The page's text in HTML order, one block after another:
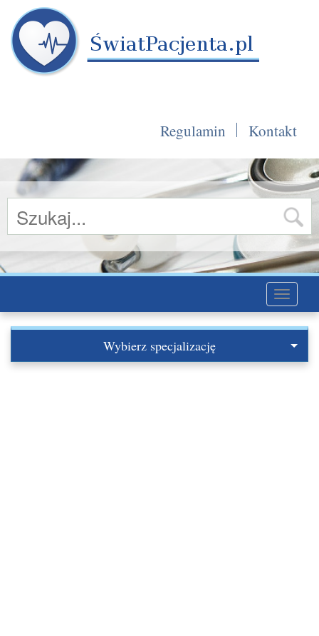
Regulamin Kontakt
Toggle
Wybierz specjalizację